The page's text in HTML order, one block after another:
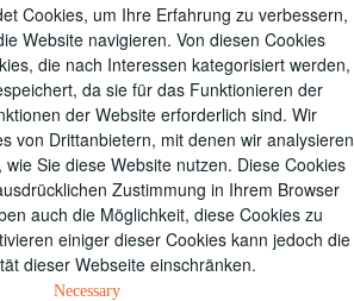
Cookies, um Ihre Erfahrung zu verbessern,
Website navigieren. Von diesen Cookies
die nach Interessen kategorisiert werden,
da sie für das Funktionieren der
der Website erforderlich sind. Wir
von Drittanbietern, mit denen wir analysieren
Sie diese Website nutzen. Diese Cookies
Zustimmung in Ihrem Browser
auch die Möglichkeit, diese Cookies zu
einiger dieser Cookies kann jedoch die
dieser Webseite einschränken.
Necessary